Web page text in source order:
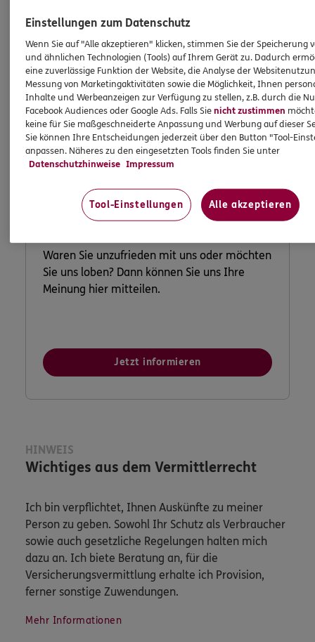
Lob und
Beschwerde
Waren Sie unzufrieden mit uns oder möchten
Sie uns loben? Dann können Sie uns Ihre
Meinung hier mitteilen.
Jetzt informieren
HINWEIS
Wichtiges aus dem Vermittlerrecht
Ich bin verpflichtet, Ihnen Auskünfte zu meiner
Person zu geben. Sowohl Ihr Schutz als Verbraucher
sowie auch gesetzliche Regelungen halten mich
dazu an. Ich biete Beratung an, für die
Versicherungsvermittlung erhalte ich Provision,
ferner sonstige Zuwendungen.
Mehr Informationen
Einstellungen zum Datenschutz
Wenn Sie auf "Alle akzeptieren" klicken, stimmen Sie der Speicherung
und ähnlichen Technologien (Tools) auf Ihrem Gerät zu. Dadurch
eine zuverlässige Funktion der Website, die Analyse der
Messung von Marketingaktivitäten sowie die Möglichkeit, Ihnen
Inhalte und Werbeanzeigen zur Verfügung zu stellen, z.B. durch die
Facebook Audiences oder Google Ads. Falls Sienicht zustimmen
keine für Sie maßgeschneiderte Anpassung und Werbung auf dieser
Sie können Ihre Entscheidungen jederzeit über den Button "Tool-
anpassen. Näheres zu den eingesetzten Tools finden Sie unter
Datenschutzhinweise Impressum
Tool-Einstellungen Alle akzeptieren